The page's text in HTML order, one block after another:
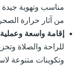
مناسب وتهوية جيدة
من آثار حرارة
إقامة واسعة
للراحة والصلاة
وتكوينات متنوعة